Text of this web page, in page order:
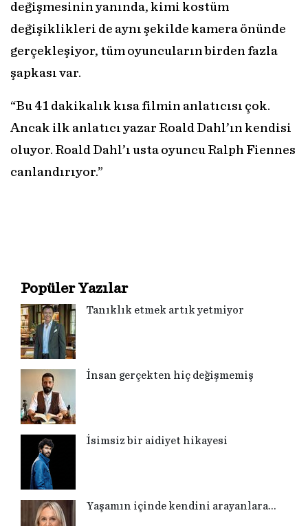
değişmesinin yanında, kimi kostüm
değişiklikleri de aynı şekilde kamera önünde
gerçekleşiyor, tüm oyuncuların birden fazla
şapkası var.
“Bu 41 dakikalık kısa filmin anlatıcısı çok.
Ancak ilk anlatıcı yazar Roald Dahl’ın kendisi
oluyor. Roald Dahl’ı usta oyuncu Ralph Fiennes
canlandırıyor.”
Popüler Yazılar
Tanıklık etmek artık yetmiyor
İnsan gerçekten hiç değişmemiş
İsimsiz bir aidiyet hikayesi
Yaşamın içinde kendini arayanlara…